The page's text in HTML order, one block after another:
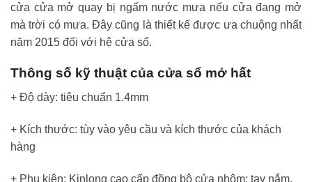
cửa cửa mở quay bị ngấm nước mưa nếu cửa đang mở
mà trời có mưa. Đây cũng là thiết kế được ưa chuộng nhất
năm 2015 đối với hệ cửa sổ.
Thông số kỹ thuật của cửa sổ mở hất
+ Độ dày: tiêu chuẩn 1.4mm
+ Kích thước: tùy vào yêu cầu và kích thước của khách
hàng
+ Phụ kiện: Kinlong cao cấp đồng bộ cửa nhôm: tay nắm,